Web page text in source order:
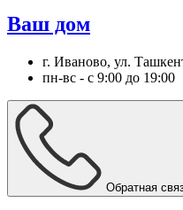
Ваш дом
г. Иваново, ул.
пн-вс - с 9:00 до 19:00
Обратная